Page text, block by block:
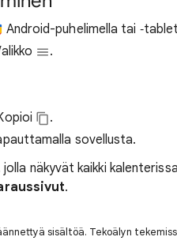
Android-puhelimella tai
.
.
sovellusta.
näkyvät kaikki
.
sisältöä. Tekoälyn